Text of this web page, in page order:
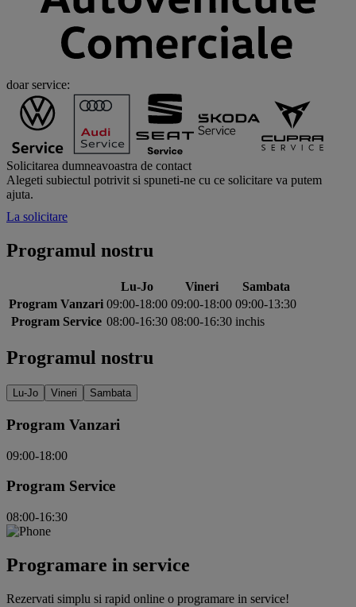
doar service:
Solicitarea dumneavoastra de contact
Alegeti subiectul potrivit si spuneti-ne cu ce solicitare va putem
ajuta.
La solicitare
Programul nostru
Lu-Jo Vineri
Sambata
Program Vanzari 09:00-18:00 09:00-18:00 09:00-13:30
Program Service 08:00-16:30 08:00-16:30 inchis
Programul nostru
Lu-Jo Vineri Sambata
Program Vanzari
09:00-18:00
Program Service
08:00-16:30
Programare in service
Rezervati simplu si rapid online o programare in service!